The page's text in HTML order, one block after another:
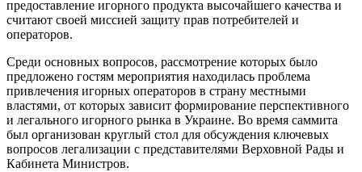
предоставление игорного продукта высочайшего качества и
считают своей миссией защиту прав потребителей и
операторов.
Среди основных вопросов, рассмотрение которых было
предложено гостям мероприятия находилась проблема
привлечения игорных операторов в страну местными
властями, от которых зависит формирование перспективного
и легального игорного рынка в Украине. Во время саммита
был организован круглый стол для обсуждения ключевых
вопросов легализации с представителями Верховной Рады и
Кабинета Министров.